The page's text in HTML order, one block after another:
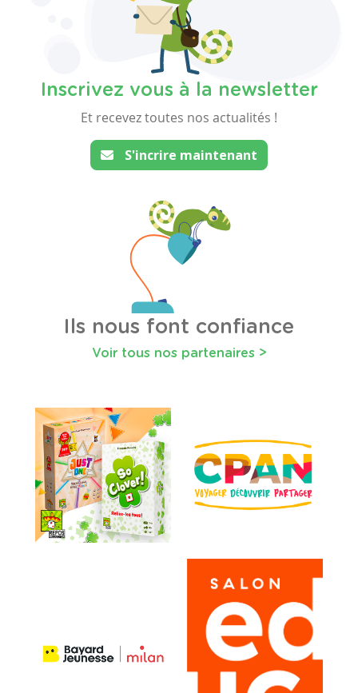
Inscrivez vous à la newsletter
Et recevez toutes nos actualités !
S'incrire maintenant
Ils nous font confiance
Voir tous nos partenaires >